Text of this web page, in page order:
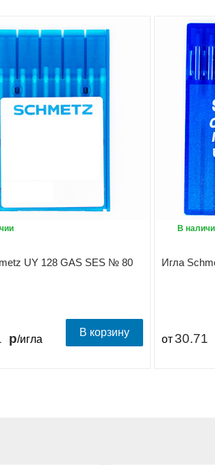
UY 128 GAS SES № 80
/игла
В корзину
Игла
В
от30.71